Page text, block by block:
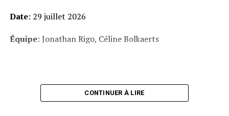
Date: 29 juillet 2026
Équipe: Jonathan Rigo, Céline Bolkaerts
CONTINUER À LIRE